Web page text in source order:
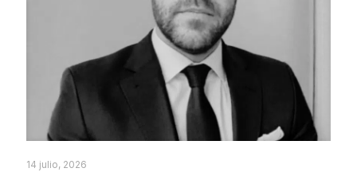
14 julio, 2026